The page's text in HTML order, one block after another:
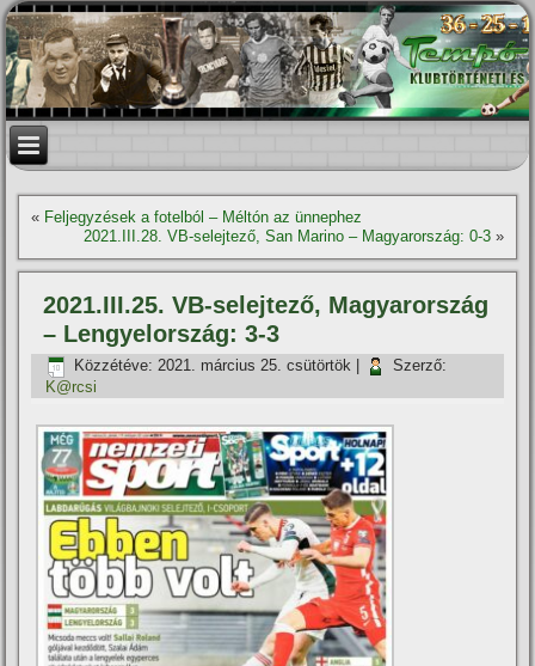
« Feljegyzések a fotelból – Méltón az ünnephez
2021.III.28. VB-selejtező, San Marino – Magyarország: 0-3»
2021.III.25. VB-selejtező, Magyarország
– Lengyelország: 3-3
Közzétéve: 2021. március 25. csütörtök
Szerző:
K@rcsi